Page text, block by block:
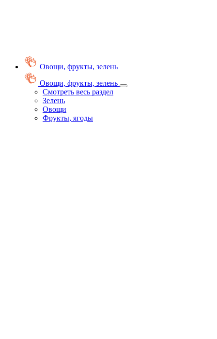
Овощи, фрукты, зелень
Овощи, фрукты, зелень
Смотреть весь раздел
Зелень
Овощи
Фрукты, ягоды